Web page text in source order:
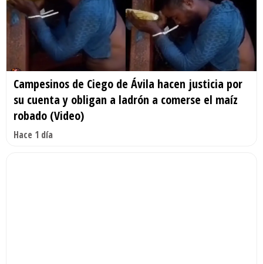
Campesinos de Ciego de Ávila hacen justicia por
su cuenta y obligan a ladrón a comerse el maíz
robado (Video)
Hace 1 día